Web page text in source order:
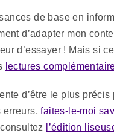
de base en
d’adapter mon
d’essayer ! Mais si
lectures
d’être le plus
erreurs,faites-le-moi
l’édition